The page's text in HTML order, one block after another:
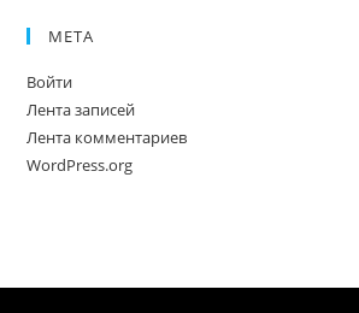
МЕТА
Войти
Лента записей
Лента комментариев
WordPress.org